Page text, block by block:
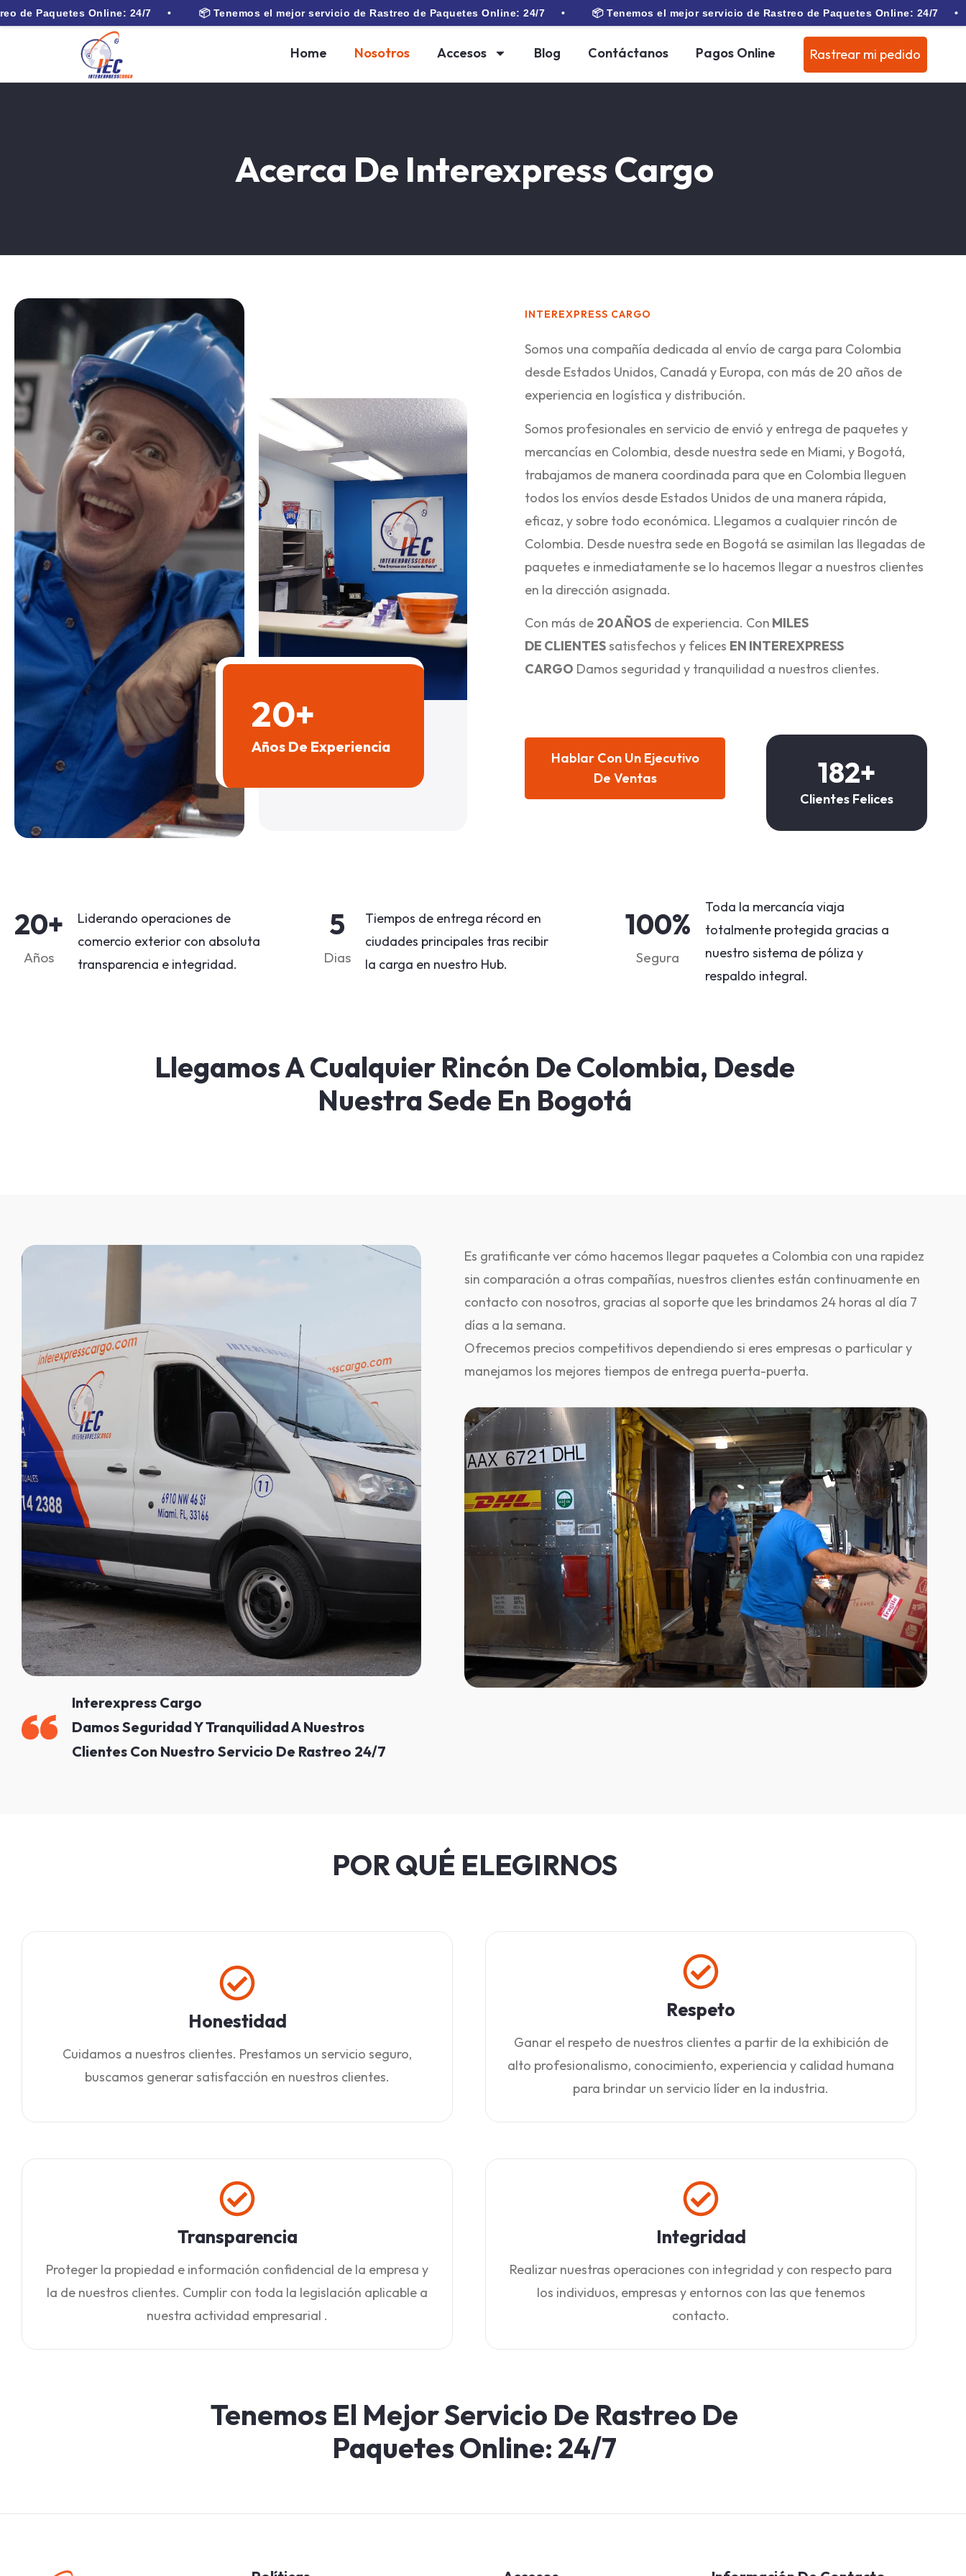
Online: 24/7 • 📦 Tenemos el mejor servicio de Rastreo de Paquetes Online: 24/7 • 📦 Tenemos el mejor servicio de Rastreo de Paquetes Online: 24/7 • 📦
Home Nosotros Accesos Blog Contáctanos Pagos Online Rastrear mi pedido
Acerca De Interexpress Cargo
20+
Años De Experiencia
INTEREXPRESS CARGO
Somos una compañía dedicada al envío de carga para Colombia
desde Estados Unidos, Canadá y Europa, con más de 20 años de
experiencia en logística y distribución.
Somos profesionales en servicio de envió y entrega de paquetes y
mercancías en Colombia, desde nuestra sede en Miami, y Bogotá,
trabajamos de manera coordinada para que en Colombia lleguen
todos los envíos desde Estados Unidos de una manera rápida,
eficaz, y sobre todo económica. Llegamos a cualquier rincón de
Colombia. Desde nuestra sede en Bogotá se asimilan las llegadas de
paquetes e inmediatamente se lo hacemos llegar a nuestros clientes
en la dirección asignada.
Con más de 20 AÑOS de experiencia. Con MILES
DE CLIENTESsatisfechos y felices EN INTEREXPRESS
CARGO Damos seguridad y tranquilidad a nuestros clientes.
Hablar Con Un Ejecutivo
De Ventas
Clientes Felices
182+
Años
20+
Liderando operaciones de
comercio exterior con absoluta
transparencia e integridad.
Dias
5
Tiempos de entrega récord en
ciudades principales tras recibir
la carga en nuestro Hub.
Segura
100%
Toda la mercancía viaja
totalmente protegida gracias a
nuestro sistema de póliza y
respaldo integral.
Llegamos A Cualquier Rincón De Colombia, Desde
Nuestra Sede En Bogotá
Interexpress Cargo
Damos Seguridad Y Tranquilidad A Nuestros
Clientes Con Nuestro Servicio De Rastreo 24/7
Es gratificante ver cómo hacemos llegar paquetes a Colombia con una rapidez
sin comparación a otras compañías, nuestros clientes están continuamente en
contacto con nosotros, gracias al soporte que les brindamos 24 horas al día 7
días a la semana.
Ofrecemos precios competitivos dependiendo si eres empresas o particular y
manejamos los mejores tiempos de entrega puerta-puerta.
POR QUÉ ELEGIRNOS
Honestidad
Cuidamos a nuestros clientes. Prestamos un servicio seguro,
buscamos generar satisfacción en nuestros clientes.
Respeto
Ganar el respeto de nuestros clientes a partir de la exhibición de
alto profesionalismo, conocimiento, experiencia y calidad humana
para brindar un servicio líder en la industria.
Transparencia
Proteger la propiedad e información confidencial de la empresa y
la de nuestros clientes. Cumplir con toda la legislación aplicable a
nuestra actividad empresarial .
Integridad
Realizar nuestras operaciones con integridad y con respecto para
los individuos, empresas y entornos con las que tenemos
contacto.
Tenemos El Mejor Servicio De Rastreo De
Paquetes Online: 24/7